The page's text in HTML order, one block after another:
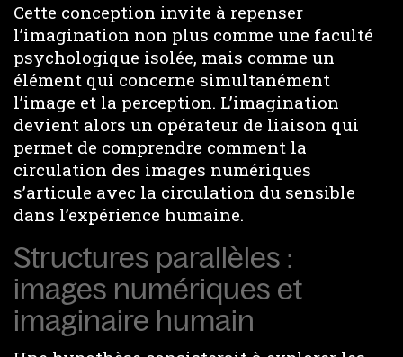
Cette conception invite à repenser
l’imagination non plus comme une faculté
psychologique isolée, mais comme un
élément qui concerne simultanément
l’image et la perception. L’imagination
devient alors un opérateur de liaison qui
permet de comprendre comment la
circulation des images numériques
s’articule avec la circulation du sensible
dans l’expérience humaine.
Structures parallèles :
images numériques et
imaginaire humain